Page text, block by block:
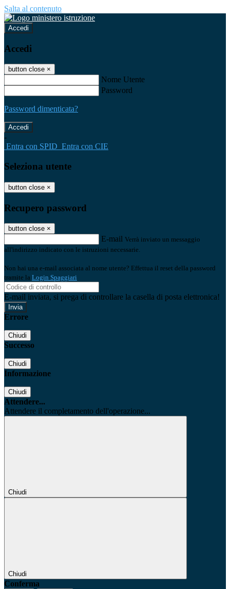
Salta al contenuto
Accedi
Accedi
button close ×
Nome Utente
Password
Password dimenticata?
-
Entra con SPID Entra con CIE
Seleziona utente
button close ×
Recupero password
button close ×
E-mail Verrà inviato un messaggio
all'indirizzo indicato con le istruzioni necessarie.
Non hai una e-mail associata al nome utente? Effettua il reset della password
tramite la Login Spaggiari
E-mail inviata, si prega di controllare la casella di posta elettronica!
Errore
Chiudi
Successo
Chiudi
Informazione
Chiudi
Attendere...
Attendere il completamento dell'operazione...
Chiudi
Chiudi
Conferma